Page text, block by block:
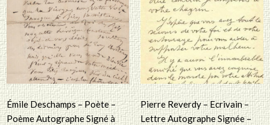
Émile Deschamps – Poète –
Poème Autographe Signé à
Pierre Reverdy – Ecrivain –
Lettre Autographe Signée –